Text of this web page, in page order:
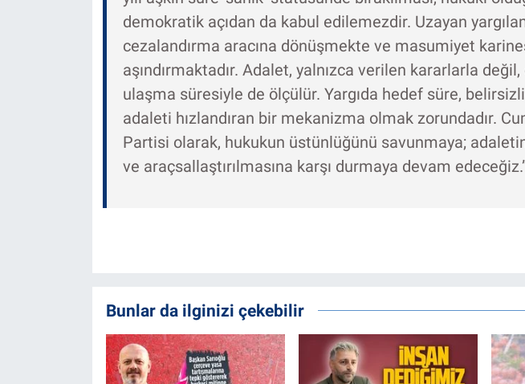
demokratik açıdan da kabul edilemezdir. Uzayan
cezalandırma aracına dönüşmekte ve masumiyet
aşındırmaktadır. Adalet, yalnızca verilen kararlarla
ulaşma süresiyle de ölçülür. Yargıda hedef süre,
adaleti hızlandıran bir mekanizma olmak zorundadır.
Partisi olarak, hukukun üstünlüğünü savunmaya;
ve araçsallaştırılmasına karşı durmaya devam
Bunlar da ilginizi çekebilir